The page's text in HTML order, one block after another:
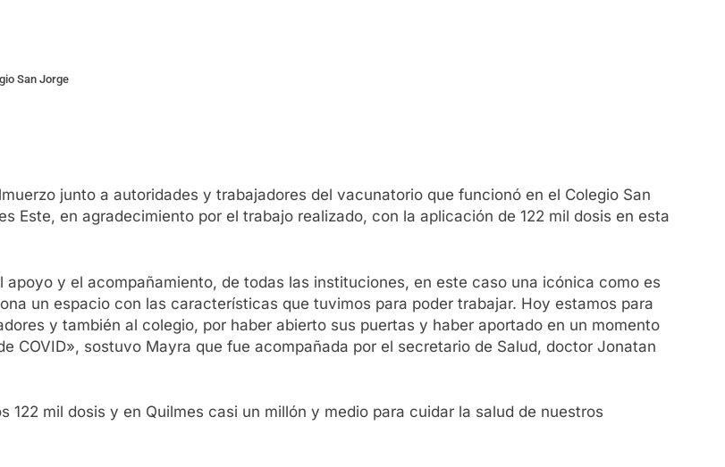
San Jorge
junto a autoridades y trabajadores del vacunatorio que funcionó en el Colegio San
Este, en agradecimiento por el trabajo realizado, con la aplicación de 122 mil dosis en esta
y el acompañamiento, de todas las instituciones, en este caso una icónica como es
un espacio con las características que tuvimos para poder trabajar. Hoy estamos para
y también al colegio, por haber abierto sus puertas y haber aportado en un momento
COVID», sostuvo Mayra que fue acompañada por el secretario de Salud, doctor Jonatan
mil dosis y en Quilmes casi un millón y medio para cuidar la salud de nuestros